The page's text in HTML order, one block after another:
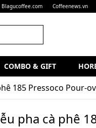
Blagucoffee.com Coffeenews.vn
COMBO & GIFT
185 Pressoco Pour-
pha cà phê